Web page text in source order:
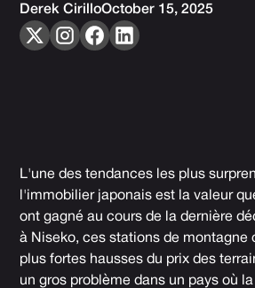
Derek CirilloOctober 15, 2025
L'une des tendances les plus
l'immobilier japonais est la valeur
ont gagné au cours de la dernière
à Niseko, ces stations de montagne
plus fortes hausses du prix des
un gros problème dans un pays où